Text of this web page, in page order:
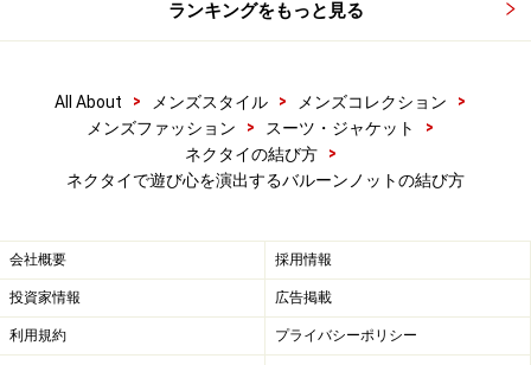
手順08
Photo：石井幸久
小剣を引いてノットを衿羽根に納めたら、プレーンノッ
トが完成ですが、もうひと行程あります。
ランキングをもっと見る
All About > メンズスタイル > メンズコレクション
>
メンズファッション
> スーツ・ジャケット
>
ネクタイの結び方
>
ネクタイで遊び心を演出するバルーンノットの結び方
会社概要 採用情報
投資家情報 広告掲載
利用規約 プライバシーポリシー